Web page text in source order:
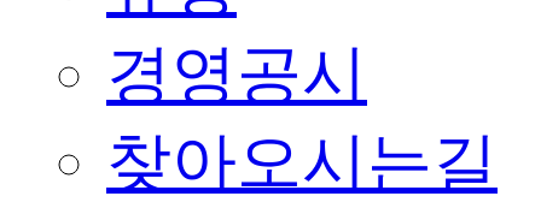
경영공시
찾아오시는길